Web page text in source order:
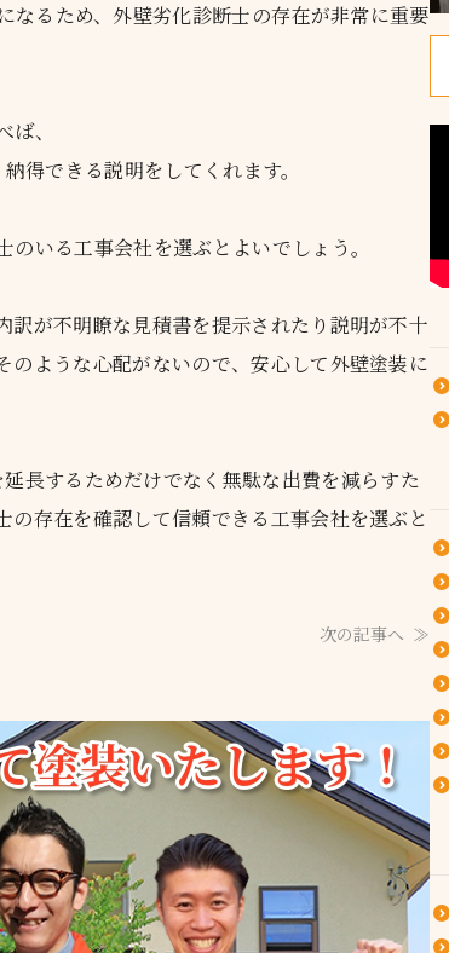
るため、外壁劣化診断士の存在が非常に重要
、
得できる説明をしてくれます。
いる工事会社を選ぶとよいでしょう。
が不明瞭な見積書を提示されたり説明が不十
ような心配がないので、安心して外壁塗装に
長するためだけでなく無駄な出費を減らすた
存在を確認して信頼できる工事会社を選ぶと
次の記事へ